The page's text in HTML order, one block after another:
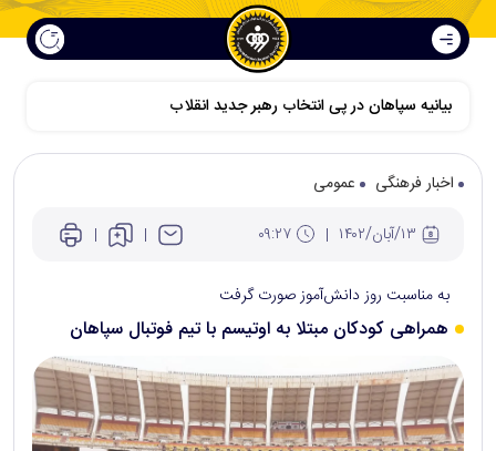
اخبار فرهنگی
عمومی
به مناسبت روز دانش‌آموز صورت گرفت
همراهی کودکان مبتلا به اوتیسم با تیم فوتبال سپاهان